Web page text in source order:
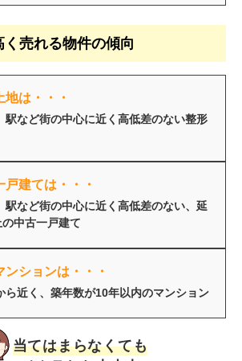
く売れる物件の傾向
は・・・
駅など街の中心に近く高低差のない整形
建ては・・・
駅など街の中心に近く高低差のない、延
中古一戸建て
ションは・・・
ら近く、築年数が10年以内のマンション
当てはまらなくても